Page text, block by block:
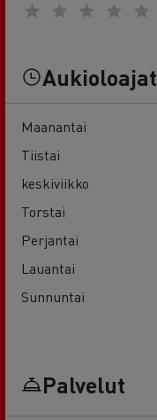
Aukioloajat
Maanantai
Tiistai
keskiviikko
Torstai
Perjantai
Lauantai
Sunnuntai
Palvelut